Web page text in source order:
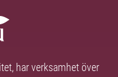
har verksamhet över